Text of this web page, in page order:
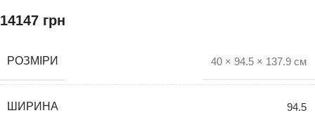
14147 грн
РОЗМІРИ 40 × 94.5 × 137.9 см
ШИРИНА 94.5